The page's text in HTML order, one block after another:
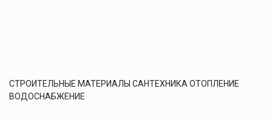
СТРОИТЕЛЬНЫЕ МАТЕРИАЛЫ САНТЕХНИКА ОТОПЛЕНИЕ
ВОДОСНАБЖЕНИЕ